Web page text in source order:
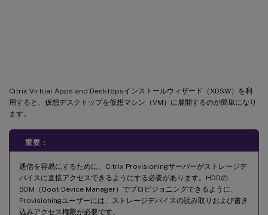
Citrix Virtual Apps and Desktopsインストールウィザード（XDSW）を利
用すると、仮想デスクトップを仮想マシン（VM）に展開するのが簡単になり
ます。
重要：
通信を容易にするために、Citrix Provisioningサーバーがストレージデ
バイスに直接アクセスできるようにする必要があります。HDDの
BDM（Boot Device Manager）でプロビジョニングできるように、
Provisioningユーザーには、ストレージデバイスの読み取りおよび書き
込みアクセス権限が必要です。